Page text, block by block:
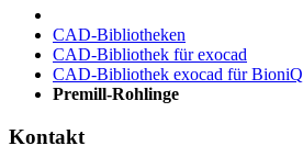
CAD-Bibliotheken
CAD-Bibliothek für exocad
CAD-Bibliothek exocad für BioniQ
Premill-Rohlinge
Kontakt